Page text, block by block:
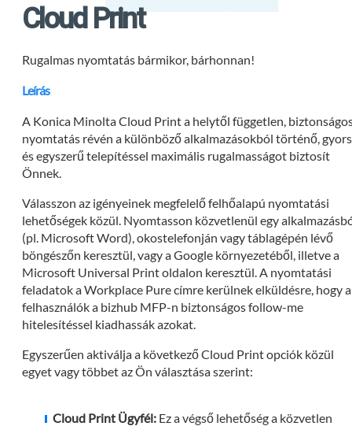
Cloud Print
Rugalmas nyomtatás bármikor, bárhonnan!
Leírás
A Konica Minolta Cloud Print a helytől független,
nyomtatás révén a különböző alkalmazásokból történő, gyors
és egyszerű telepítéssel maximális rugalmasságot biztosít
Önnek.
Válasszon az igényeinek megfelelő felhőalapú nyomtatási
lehetőségek közül. Nyomtasson közvetlenül egy
(pl. Microsoft Word), okostelefonján vagy táblagépén lévő
böngészőn keresztül, vagy a Google környezetéből, illetve a
Microsoft Universal Print oldalon keresztül. A nyomtatási
feladatok a Workplace Pure címre kerülnek elküldésre, hogy a
felhasználók a bizhub MFP-n biztonságos follow-me
hitelesítéssel kiadhassák azokat.
Egyszerűen aktiválja a következő Cloud Print opciók közül
egyet vagy többet az Ön választása szerint:
Cloud Print Ügyfél: Ez a végső lehetőség a közvetlen